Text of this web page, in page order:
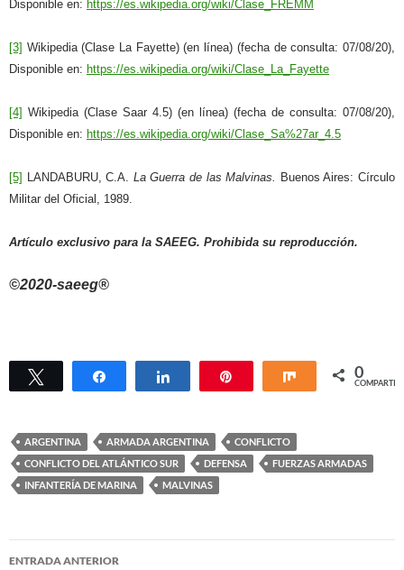
Disponible en: https://es.wikipedia.org/wiki/Clase_FREMM
[3] Wikipedia (Clase La Fayette) (en línea) (fecha de consulta: 07/08/20),
Disponible en: https://es.wikipedia.org/wiki/Clase_La_Fayette
[4] Wikipedia (Clase Saar 4.5) (en línea) (fecha de consulta: 07/08/20),
Disponible en: https://es.wikipedia.org/wiki/Clase_Sa%27ar_4.5
[5] LANDABURU, C.A. La Guerra de las Malvinas. Buenos Aires: Círculo
Militar del Oficial, 1989.
Artículo exclusivo para la SAEEG. Prohibida su reproducción.
©2020-saeeg®
Twittear Compartir Compartir Compartir
0
COMPARTIR
ARGENTINA ARMADA ARGENTINA
CONFLICTO
CONFLICTO DEL ATLÁNTICO SUR
DEFENSA
FUERZAS ARMADAS
INFANTERÍA DE MARINA
MALVINAS
Navegación
ENTRADA ANTERIOR